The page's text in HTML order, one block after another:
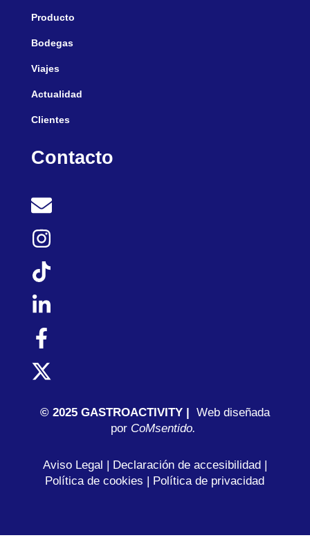
Producto
Bodegas
Viajes
Actualidad
Clientes
Contacto
© 2025 GASTROACTIVITY |
Web diseñada
porCoMsentido.
Aviso Legal Declaración de accesibilidad
Política de cookies
Política de privacidad